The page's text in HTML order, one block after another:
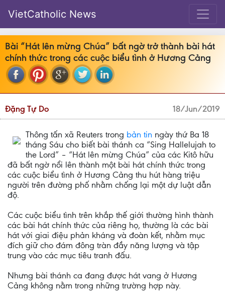
VietCatholic News
Bài “Hát lên mừng Chúa” bất ngờ trở thành bài hát
chính thức trong các cuộc biểu tình ở Hương Cảng
Đặng Tự Do 18/Jun/2019
Thông tấn xã Reuters trong bản tin ngày thứ Ba 18
tháng Sáu cho biết bài thánh ca “Sing Hallelujah to
the Lord” – “Hát lên mừng Chúa” của các Kitô hữu
đã bất ngờ nổi lên thành một bài hát chính thức trong
các cuộc biểu tình ở Hương Cảng thu hút hàng triệu
người trên đường phố nhằm chống lại một dự luật dẫn
độ.
Các cuộc biểu tình trên khắp thế giới thường hình thành
các bài hát chính thức của riêng họ, thường là các bài
hát với giai điệu phản kháng và đoàn kết, nhằm mục
đích giữ cho đám đông tràn đầy năng lượng và tập
trung vào các mục tiêu tranh đấu.
Nhưng bài thánh ca đang được hát vang ở Hương
Cảng không nằm trong những trường hợp này.